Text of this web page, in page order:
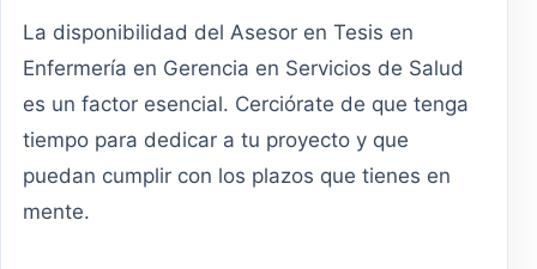
La disponibilidad del Asesor en Tesis en
Enfermería en Gerencia en Servicios de Salud
es un factor esencial. Cerciórate de que tenga
tiempo para dedicar a tu proyecto y que
puedan cumplir con los plazos que tienes en
mente.